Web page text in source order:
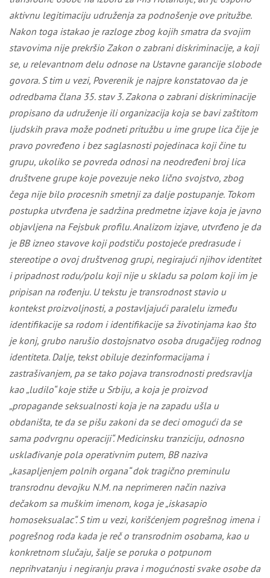
aktivnu legitimaciju udruženja za podnošenje ove pritužbe.
Nakon toga istakao je razloge zbog kojih smatra da svojim
stavovima nije prekršio Zakon o zabrani diskriminacije, a koji
se, u relevantnom delu odnose na Ustavne garancije slobode
govora. S tim u vezi, Poverenik je najpre konstatovao da je
odredbama člana 35. stav 3. Zakona o zabrani diskriminacije
propisano da udruženje ili organizacija koja se bavi zaštitom
ljudskih prava može podneti pritužbu u ime grupe lica čije je
pravo povređeno i bez saglasnosti pojedinaca koji čine tu
grupu, ukoliko se povreda odnosi na neodređeni broj lica
društvene grupe koje povezuje neko lično svojstvo, zbog
čega nije bilo procesnih smetnji za dalje postupanje. Tokom
postupka utvrđena je sadržina predmetne izjave koja je javno
objavljena na Fejsbuk profilu. Analizom izjave, utvrđeno je da
je BB izneo stavove koji podstiču postojeće predrasude i
stereotipe o ovoj društvenog grupi, negirajući njihov identitet
i pripadnost rodu/polu koji nije u skladu sa polom koji im je
pripisan na rođenju. U tekstu je transrodnost stavio u
kontekst proizvoljnosti, a postavljajući paralelu između
identifikacije sa rodom i identifikacije sa životinjama kao što
je konj, grubo narušio dostojsnatvo osoba drugačijeg rodnog
identiteta. Dalje, tekst obiluje dezinformacijama i
zastrašivanjem, pa se tako pojava transrodnosti predsravlja
kao „ludilo“ koje stiže u Srbiju, a koja je proizvod
„propagande seksualnosti koja je na zapadu ušla u
obdaništa, te da se pišu zakoni da se deci omogući da se
sama podvrgnu operaciji“. Medicinsku tranziciju, odnosno
usklađivanje pola operativnim putem, BB naziva
„kasapljenjem polnih organa“ dok tragično preminulu
transrodnu devojku N.M. na neprimeren način naziva
dečakom sa muškim imenom, koga je „iskasapio
homoseksualac“. S tim u vezi, korišćenjem pogrešnog imena i
pogrešnog roda kada je reč o transrodnim osobama, kao u
konkretnom slučaju, šalje se poruka o potpunom
neprihvatanju i negiranju prava i mogućnosti svake osobe da